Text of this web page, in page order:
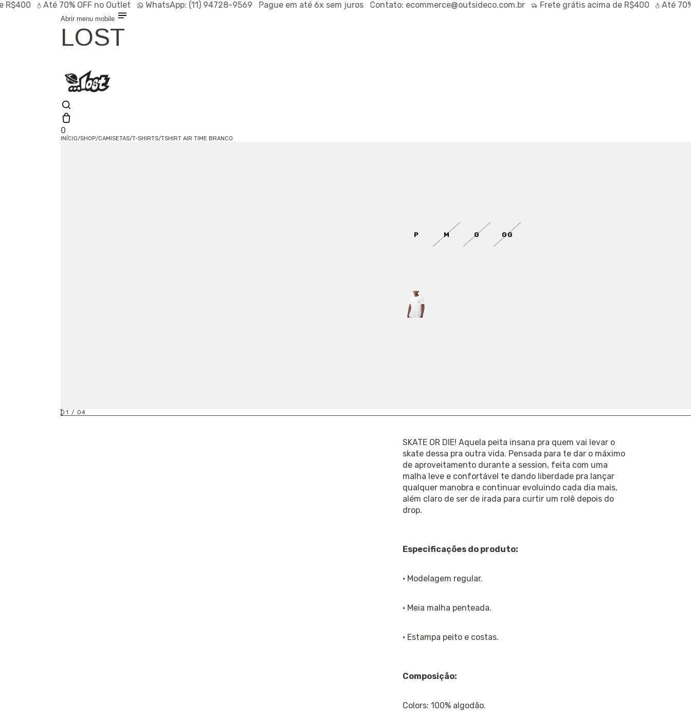
Até70% OFFno Outlet WhatsApp:(11) 94728-9569 Pague em até6x sem juros Contato:ecommerce@outsideco.com.br Fretegrátisacima de R$400 Até70%
Abrir menu mobile
LOST
0
INÍCIO/SHOP/CAMISETAS/T-SHIRTS/TSHIRT AIR TIME BRANCO
01 / 04
P M G GG
SKATE OR DIE! Aquela peita insana pra quem vai levar o
skate dessa pra outra vida. Pensada para te dar o máximo
de aproveitamento durante a session, feita com uma
malha leve e confortável te dando liberdade pra lançar
qualquer manobra e continuar evoluindo cada dia mais,
além claro de ser de irada para curtir um rolê depois do
drop.
Especificações do produto:
· Modelagem regular.
· Meia malha penteada.
· Estampa peito e costas.
Composição:
Colors: 100% algodão.